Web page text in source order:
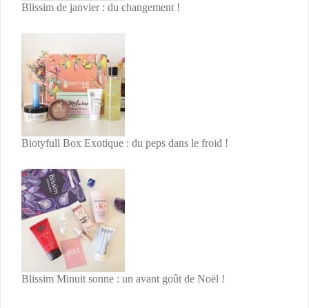
Blissim de janvier : du changement !
Biotyfull Box Exotique : du peps dans le froid !
Blissim Minuit sonne : un avant goût de Noël !